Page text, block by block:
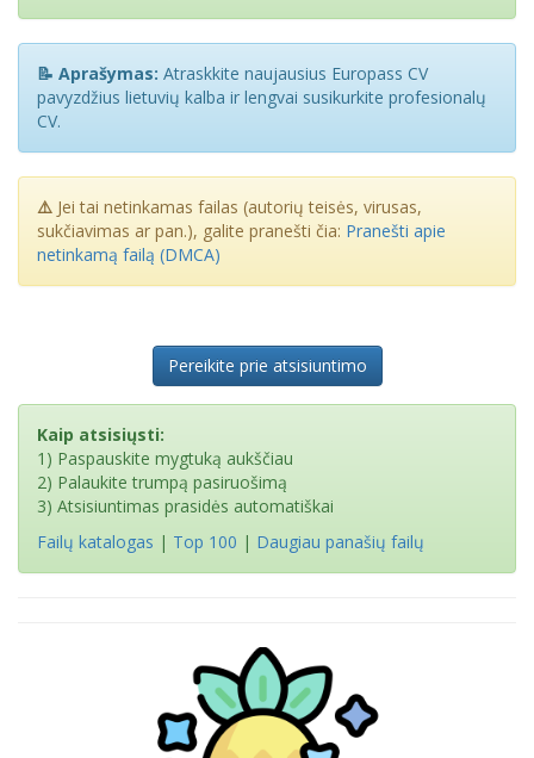
📝 Aprašymas: Atraskkite naujausius Europass CV
pavyzdžius lietuvių kalba ir lengvai susikurkite profesionalų
CV.
⚠️ Jei tai netinkamas failas (autorių teisės, virusas,
sukčiavimas ar pan.), galite pranešti čia: Pranešti apie
netinkamą failą (DMCA)
Pereikite prie atsisiuntimo
Kaip atsisiųsti:
1) Paspauskite mygtuką aukščiau
2) Palaukite trumpą pasiruošimą
3) Atsisiuntimas prasidės automatiškai
Failų katalogas | Top 100 | Daugiau panašių failų